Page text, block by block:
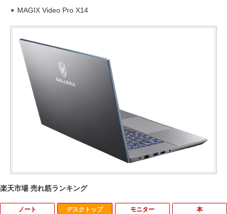
MAGIX Video Pro X14
楽天市場 売れ筋ランキング
ノート デスクトップ モニター 本